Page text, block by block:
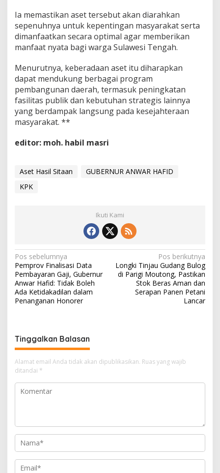
Ia memastikan aset tersebut akan diarahkan
sepenuhnya untuk kepentingan masyarakat serta
dimanfaatkan secara optimal agar memberikan
manfaat nyata bagi warga Sulawesi Tengah.
Menurutnya, keberadaan aset itu diharapkan
dapat mendukung berbagai program
pembangunan daerah, termasuk peningkatan
fasilitas publik dan kebutuhan strategis lainnya
yang berdampak langsung pada kesejahteraan
masyarakat. **
editor: moh. habil masri
Aset Hasil Sitaan
GUBERNUR ANWAR HAFID
KPK
Ikuti Kami
Navigasi
pos
Pos sebelumnya
Pemprov Finalisasi Data
Pembayaran Gaji, Gubernur
Anwar Hafid: Tidak Boleh
Ada Ketidakadilan dalam
Penanganan Honorer
Pos berikutnya
Longki Tinjau Gudang Bulog
di Parigi Moutong, Pastikan
Stok Beras Aman dan
Serapan Panen Petani
Lancar
Tinggalkan Balasan
Alamat email Anda tidak akan dipublikasikan. Ruas yang wajib
ditandai *